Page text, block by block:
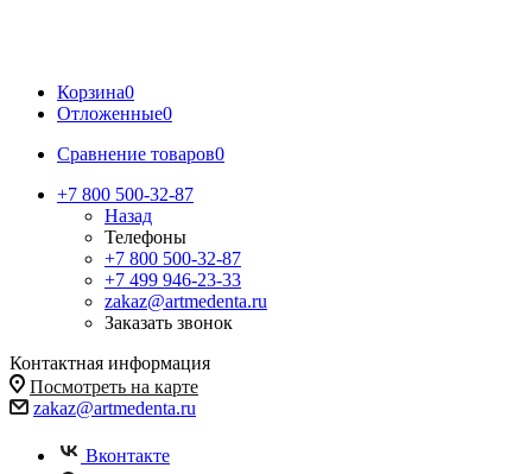
Корзина0
Отложенные0
Сравнение товаров0
+7 800 500-32-87
Назад
Телефоны
+7 800 500-32-87
+7 499 946-23-33
zakaz@artmedenta.ru
Заказать звонок
Контактная информация
Посмотреть на карте
zakaz@artmedenta.ru
Вконтакте